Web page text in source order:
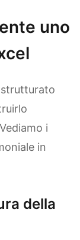
uno
strutturato
i
in
della